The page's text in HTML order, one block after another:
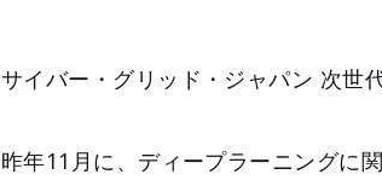
サイバー・グリッド・ジャパン 次世
昨年11月に、ディープラーニングに